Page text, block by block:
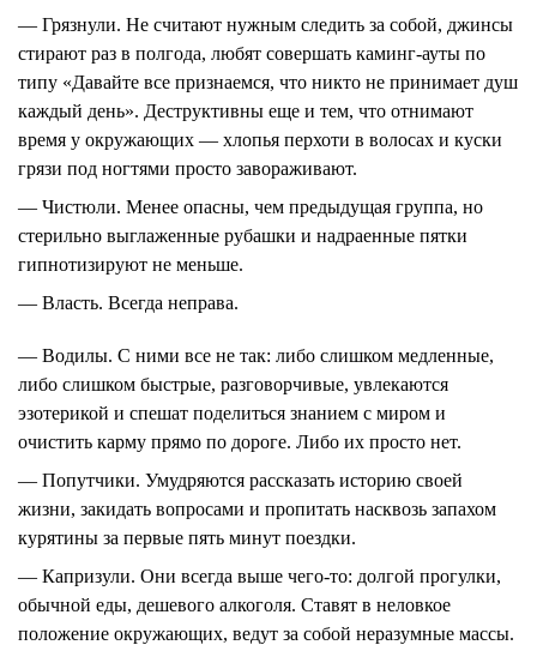
— Грязнули. Не считают нужным следить за собой, джинсы
стирают раз в полгода, любят совершать каминг-ауты по
типу «Давайте все признаемся, что никто не принимает душ
каждый день». Деструктивны еще и тем, что отнимают
время у окружающих — хлопья перхоти в волосах и куски
грязи под ногтями просто завораживают.
— Чистюли. Менее опасны, чем предыдущая группа, но
стерильно выглаженные рубашки и надраенные пятки
гипнотизируют не меньше.
— Власть. Всегда неправа.
— Водилы. С ними все не так: либо слишком медленные,
либо слишком быстрые, разговорчивые, увлекаются
эзотерикой и спешат поделиться знанием с миром и
очистить карму прямо по дороге. Либо их просто нет.
— Попутчики. Умудряются рассказать историю своей
жизни, закидать вопросами и пропитать насквозь запахом
курятины за первые пять минут поездки.
— Капризули. Они всегда выше чего-то: долгой прогулки,
обычной еды, дешевого алкоголя. Ставят в неловкое
положение окружающих, ведут за собой неразумные массы.